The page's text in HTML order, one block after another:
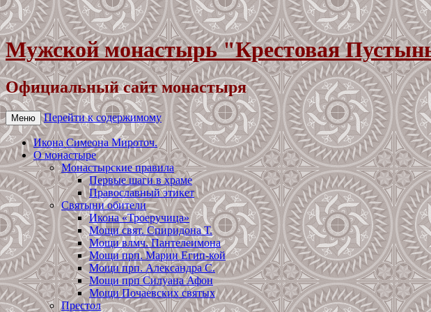
Мужской монастырь "Крестовая
Официальный сайт монастыря
Меню Перейти к содержимому
Икона Симеона Мироточ.
О монастыре
Монастырские правила
Первые шаги в храме
Православный этикет
Святыни обители
Икона «Троеручица»
Мощи свят. Спиридона Т.
Мощи влмч. Пантелеимона
Мощи прп. Марии Егип-кой
Мощи прп. Александра С.
Мощи прп Силуана Афон
Мощи Почаевских святых
Престол